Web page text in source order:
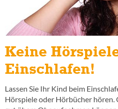
Keine
Einschlafen!
Lassen Sie Ihr Kind beim
Hörspiele oder Hörbücher hören.